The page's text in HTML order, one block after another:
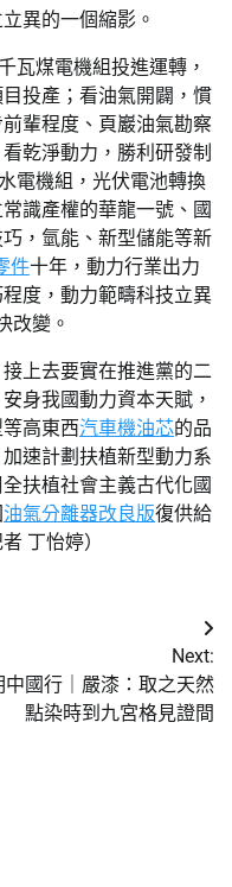
異的一個縮影。
瓦煤電機組投進運轉，
投產；看油氣開闢，慣
輩程度、頁巖油氣勘察
乾淨動力，勝利研發制
電機組，光伏電池轉換
識產權的華龍一號、國
，氫能、新型儲能等新
件十年，動力行業出力
度，動力範疇科技立異
改變。
上去要實在推進黨的二
身我國動力資本天賦，
高東西汽車機油芯的品
速計劃扶植新型動力系
扶植社會主義古代化國
油氣分離器改良版復供給
丁怡婷）
Next:
中國行｜嚴漆：取之天然
點染時到九宮格見證間